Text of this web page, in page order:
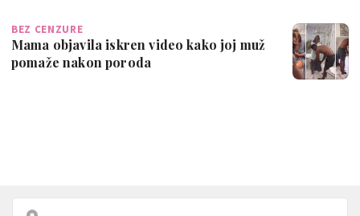
BEZ CENZURE
Mama objavila iskren video kako joj muž
pomaže nakon poroda